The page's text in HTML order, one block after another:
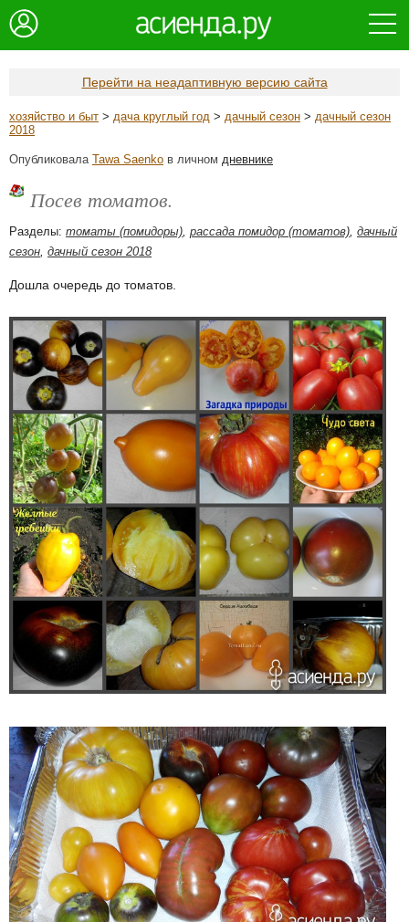
Перейти на неадаптивную версию сайта
хозяйство и быт > дача круглый год > дачный сезон > дачный сезон
2018
Опубликовала Tawa Saenko в личном дневнике
Посев томатов.
Разделы: томаты (помидоры), рассада помидор (томатов), дачный
сезон, дачный сезон 2018
Дошла очередь до томатов.